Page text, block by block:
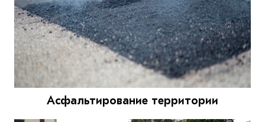
Асфальтирование территории